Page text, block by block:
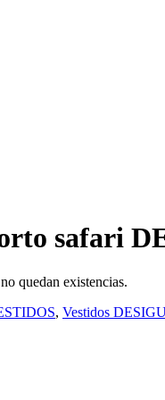
safari
quedan existencias.
, Vestidos